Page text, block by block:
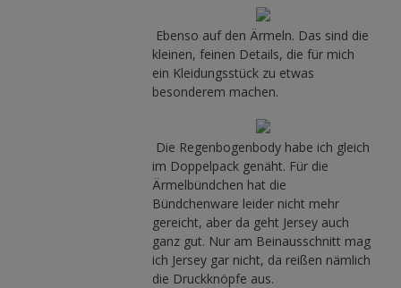
Ebenso auf den Ärmeln. Das sind die
kleinen, feinen Details, die für mich
ein Kleidungsstück zu etwas
besonderem machen.
Die Regenbogenbody habe ich gleich
im Doppelpack genäht. Für die
Ärmelbündchen hat die
Bündchenware leider nicht mehr
gereicht, aber da geht Jersey auch
ganz gut. Nur am Beinausschnitt mag
ich Jersey gar nicht, da reißen nämlich
die Druckknöpfe aus.